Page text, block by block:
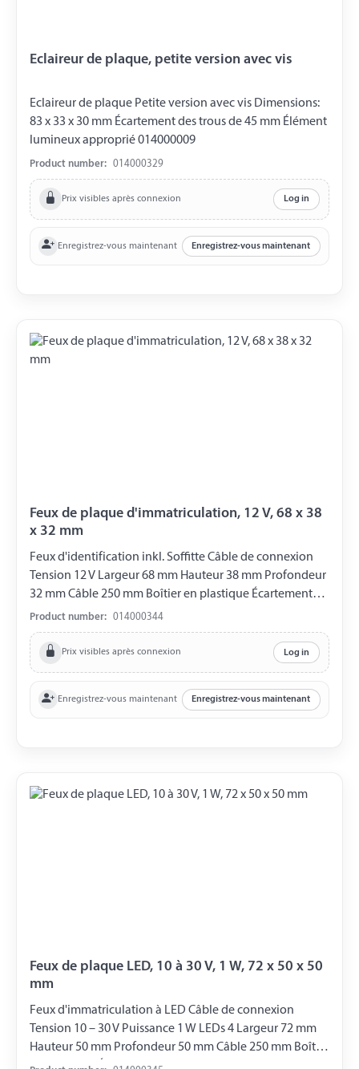
Eclaireur de plaque, petite version avec vis
Eclaireur de plaque Petite version avec vis Dimensions:
83 x 33 x 30 mm Écartement des trous de 45 mm Élément
lumineux approprié 014000009
Product number: 014000329
Prix visibles après connexion Log in
Enregistrez-vous maintenant Enregistrez-vous maintenant
Feux de plaque d'immatriculation, 12 V, 68 x 38
x 32 mm
Feux d'identification inkl. Soffitte Câble de connexion
Tension 12 V Largeur 68 mm Hauteur 38 mm Profondeur
32 mm Câble 250 mm Boîtier en plastique Écartement
des trous de 43 mm Certification E11
Product number: 014000344
Prix visibles après connexion Log in
Enregistrez-vous maintenant Enregistrez-vous maintenant
Feux de plaque LED, 10 à 30 V, 1 W, 72 x 50 x 50
mm
Feux d'immatriculation à LED Câble de connexion
Tension 10 – 30 V Puissance 1 W LEDs 4 Largeur 72 mm
Hauteur 50 mm Profondeur 50 mm Câble 250 mm Boîtier
en plastique Écartement des trous de 45 mm Classe de